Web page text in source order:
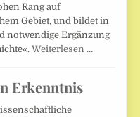
Rang auf
Gebiet, und bildet in
notwendige Ergänzung
Weiterlesen …
Erkenntnis